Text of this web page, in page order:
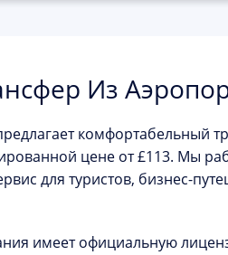
Из
комфортабельный
цене от£113. Мы
для туристов, бизнес-
имеет официальную